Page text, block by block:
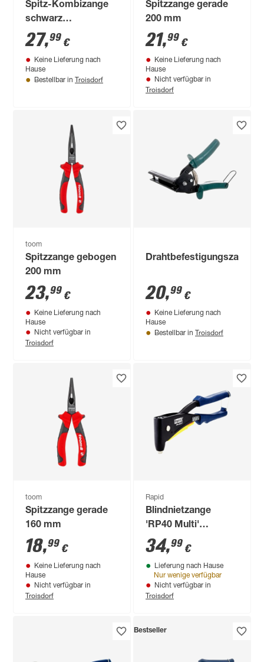
Spitz-Kombizange
schwarz
atramentiert 145
mm
27,99 €
Keine Lieferung nach
Hause
Bestellbar in Troisdorf
Spitzzange gerade
200 mm
21,99 €
Keine Lieferung nach
Hause
Nicht verfügbar in
Troisdorf
toom
Spitzzange gebogen
200 mm
23,99 €
Keine Lieferung nach
Hause
Nicht verfügbar in
Troisdorf
Drahtbefestigungszange
20,99 €
Keine Lieferung nach
Hause
Bestellbar in Troisdorf
toom
Spitzzange gerade
160 mm
18,99 €
Keine Lieferung nach
Hause
Nicht verfügbar in
Troisdorf
Rapid
Blindnietzange
'RP40 Multi'
blau/schwarz für
Nieten mit Ø 3,2 - 4,8
mm
34,99 €
Lieferung nach Hause
Nur wenige verfügbar
Nicht verfügbar in
Troisdorf
Bestseller